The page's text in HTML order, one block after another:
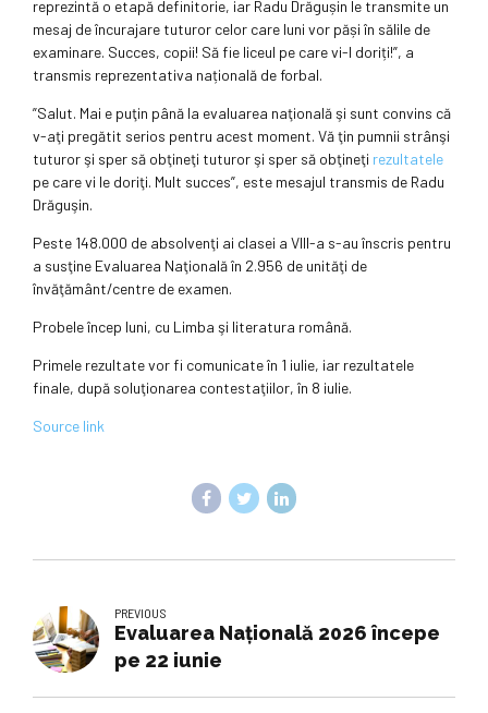
reprezintă o etapă definitorie, iar Radu Drăgușin le transmite un
mesaj de încurajare tuturor celor care luni vor păși în sălile de
examinare. Succes, copii! Să fie liceul pe care vi-l doriți!”, a
transmis reprezentativa națională de forbal.
”Salut. Mai e puţin până la evaluarea naţională şi sunt convins că
v-aţi pregătit serios pentru acest moment. Vă ţin pumnii strânşi
tuturor şi sper să obţineţi tuturor şi sper să obţineţi rezultatele
pe care vi le doriţi. Mult succes”, este mesajul transmis de Radu
Drăguşin.
Peste 148.000 de absolvenţi ai clasei a VIII-a s-au înscris pentru
a susţine Evaluarea Naţională în 2.956 de unităţi de
învăţământ/centre de examen.
Probele încep luni, cu Limba şi literatura română.
Primele rezultate vor fi comunicate în 1 iulie, iar rezultatele
finale, după soluţionarea contestaţiilor, în 8 iulie.
Source link
PREVIOUS
Evaluarea Națională 2026 începe
pe 22 iunie